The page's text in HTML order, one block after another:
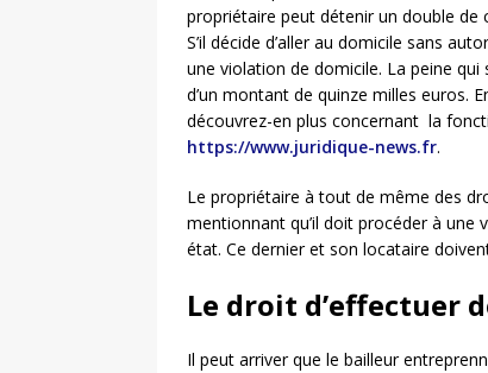
propriétaire peut détenir un double de
S’il décide d’aller au domicile sans
une violation de domicile. La peine qui
d’un montant de quinze milles euros.
découvrez-en plus concernant la
https://www.juridique-news.fr.
Le propriétaire à tout de même des
mentionnant qu’il doit procéder à une
état. Ce dernier et son locataire
Le droit d’effectuer
Il peut arriver que le bailleur